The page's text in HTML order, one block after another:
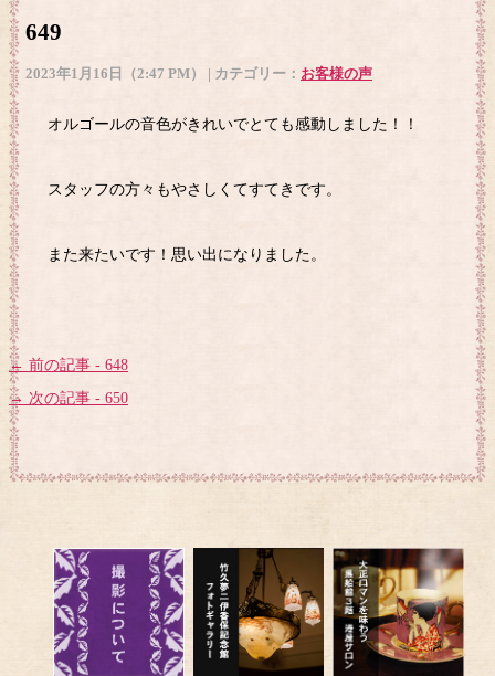
649
2023年1月16日（2:47 PM） | カテゴリー： お客様の声
オルゴールの音色がきれいでとても感動しました！！
スタッフの方々もやさしくてすてきです。
また来たいです！思い出になりました。
← 前の記事 - 648
→ 次の記事 - 650